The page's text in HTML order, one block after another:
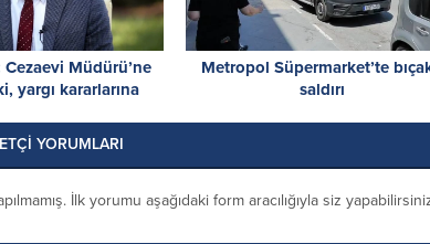
Cezaevi Müdürü’ne
yargı kararlarına
Metropol Süpermarket’te
saldırı
YORUMLARI
İlk yorumu aşağıdaki form aracılığıyla siz